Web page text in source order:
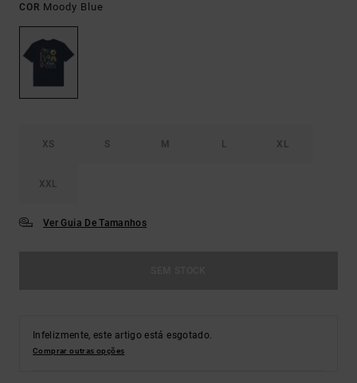
COR Moody Blue
XS S M L XL
XXL
Ver Guia De Tamanhos
Infelizmente, este artigo está esgotado.
Comprar outras opções